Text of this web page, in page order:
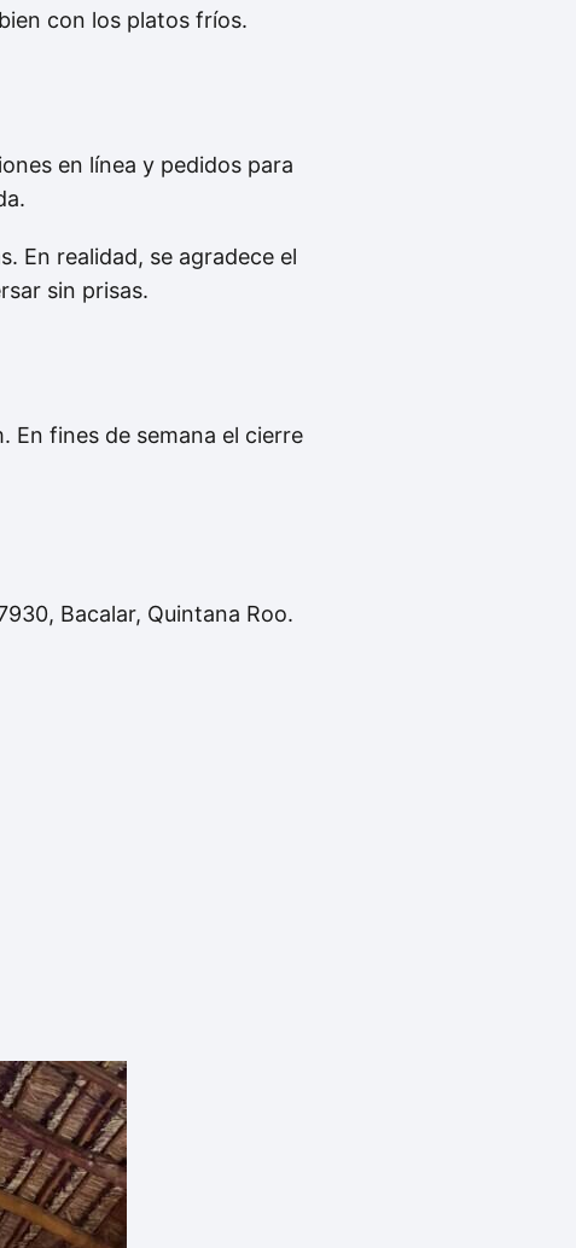
con los platos fríos.
en línea y pedidos para
En realidad, se agradece el
sin prisas.
En fines de semana el cierre
Bacalar, Quintana Roo.